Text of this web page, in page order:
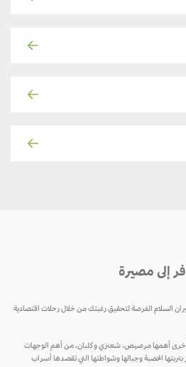
إلى مصيرة
الفرصة لتحقيق رغبتك من خلال رحلات اقتصادية
أهمها مرصيص، شعنزي وكلبان، من أهم الوجهات
الخصبة وجبالها وشواطئها التي تقصدها أسراب